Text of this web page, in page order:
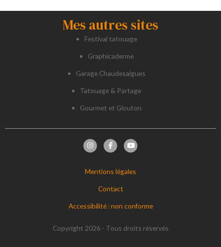
Mes autres sites
Festival tatouage
Graphicaderme
Garage Chaudesaigues
Tatouage & Partage
Gourmet et Glouton
Mentions légales
Contact
Accessibilité : non conforme
Copyright 2026 - Tous droits réservés